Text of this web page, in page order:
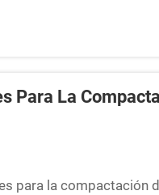
Para La
para la compactación